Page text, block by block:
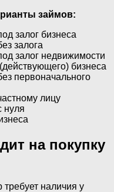
займов:
залог бизнеса
залога
залог недвижимости
бизнеса
первоначального
лицу
нуля
на покупку
наличия у